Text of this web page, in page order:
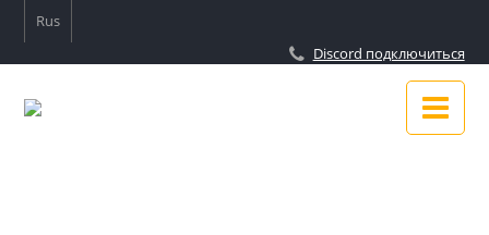
Rus
Discord подключиться